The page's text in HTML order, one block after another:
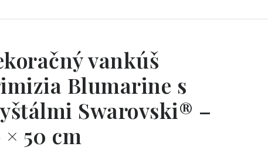
vankúš
Blumarine s
Swarovski® –
× 50 cm